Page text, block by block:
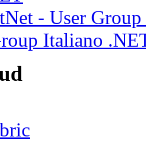
- User
Italiano